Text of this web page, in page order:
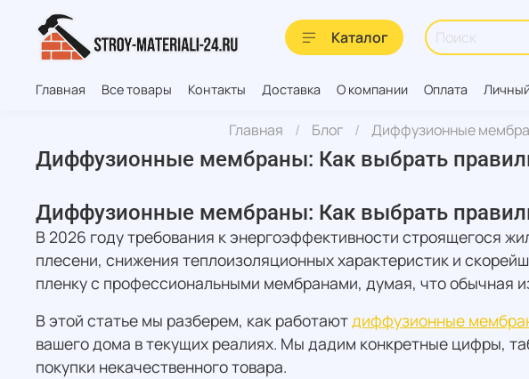
Каталог
Главная Все товары Контакты Доставка О компании Оплата
Главная Блог Диффузионные
Диффузионные мембраны: Как выбрать
Диффузионные мембраны: Как выбрать
В 2026 году требования к энергоэффективности строящегося
плесени, снижения теплоизоляционных характеристик и
пленку с профессиональными мембранами, думая, что обычная
В этой статье мы разберем, как работаютдиффузионные
вашего дома в текущих реалиях. Мы дадим конкретные цифры,
покупки некачественного товара.